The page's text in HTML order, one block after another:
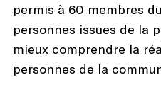
permis à 60 membres
personnes issues de la
mieux comprendre la
personnes de la